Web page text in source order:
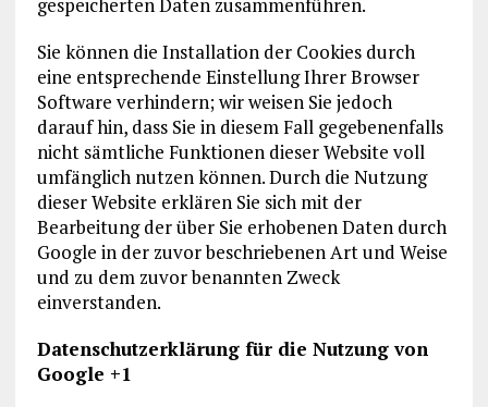
Sie können die Installation der Cookies durch
eine entsprechende Einstellung Ihrer Browser
Software verhindern; wir weisen Sie jedoch
darauf hin, dass Sie in diesem Fall gegebenenfalls
nicht sämtliche Funktionen dieser Website voll
umfänglich nutzen können. Durch die Nutzung
dieser Website erklären Sie sich mit der
Bearbeitung der über Sie erhobenen Daten durch
Google in der zuvor beschriebenen Art und Weise
und zu dem zuvor benannten Zweck
einverstanden.
Datenschutzerklärung für die Nutzung von
Google +1